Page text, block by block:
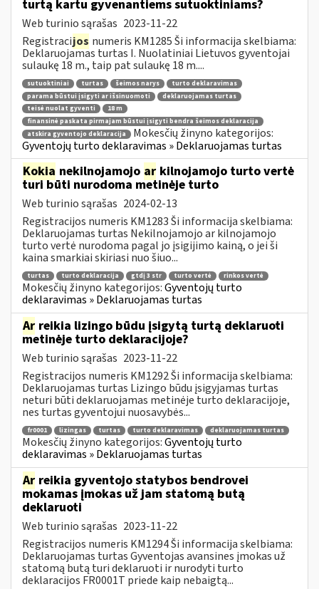
turtą kartu gyvenantiems sutuoktiniams?
Web turinio sąrašas 2023-11-22
Registracijos numeris KM1285 Ši informacija skelbiama:
Deklaruojamas turtas I. Nuolatiniai Lietuvos gyventojai
sulaukę 18 m., taip pat sulaukę 18 m....
sutuoktiniai turtas šeimos narys
turto deklaravimas
parama būstui įsigyti ar išsinuomoti
deklaruojamas turtas
teisė nuolat gyventi
18 m
finansinė paskata pirmajam būstui įsigyti bendra šeimos deklaracija
atskira gyventojo deklaracija
Mokesčių žinyno kategorijos:
Gyventojų turto deklaravimas » Deklaruojamas turtas
Kokia nekilnojamojo ar kilnojamojo turto vertė
turi būti nurodoma metinėje turto
Web turinio sąrašas 2024-02-13
Registracijos numeris KM1283 Ši informacija skelbiama:
Deklaruojamas turtas Nekilnojamojo ar kilnojamojo
turto vertė nurodoma pagal jo įsigijimo kainą, o jei ši
kaina smarkiai skiriasi nuo šiuo...
turtas turto deklaracija gtdį 3 str turto vertė rinkos vertė
Mokesčių žinyno kategorijos:Gyventojų turto
deklaravimas » Deklaruojamas turtas
Ar reikia lizingo būdu įsigytą turtą deklaruoti
metinėje turto deklaracijoje?
Web turinio sąrašas 2023-11-22
Registracijos numeris KM1292 Ši informacija skelbiama:
Deklaruojamas turtas Lizingo būdu įsigyjamas turtas
neturi būti deklaruojamas metinėje turto deklaracijoje,
nes turtas gyventojui nuosavybės...
fr0001 lizingas turtas turto deklaravimas deklaruojamas turtas
Mokesčių žinyno kategorijos:Gyventojų turto
deklaravimas » Deklaruojamas turtas
Ar reikia gyventojo statybos bendrovei
mokamas įmokas už jam statomą butą
deklaruoti
Web turinio sąrašas 2023-11-22
Registracijos numeris KM1294 Ši informacija skelbiama:
Deklaruojamas turtas Gyventojas avansines įmokas už
statomą butą turi deklaruoti ir nurodyti turto
deklaracijos FR0001T priede kaip nebaigtą...